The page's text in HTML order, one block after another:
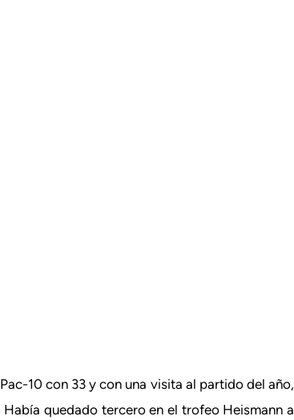
10 con 33 y con una visita al partido del año,
Había quedado tercero en el trofeo Heismann a